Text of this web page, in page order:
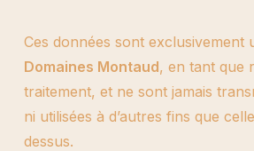
Ces données sont exclusivement
Domaines Montaud, en tant que
traitement, et ne sont jamais
ni utilisées à d’autres fins que
dessus.